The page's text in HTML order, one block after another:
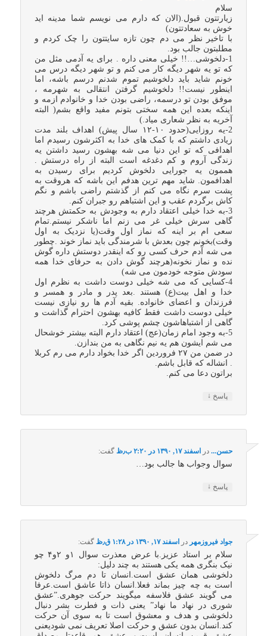
سلام
زیارتتون قبول.(الان که دارم می نویسم شما مدینه اید
خوش به سعادتتون)
با تاخیر نظر می دم چون تازه سایتتون را چک کردم و
مطلبتون جالب بود.
1-دلخوشی…!! خیلی معنی داره . برای یه آدمی مثل من
که تو یه شهر دیگه کار می کنم و تو شهر دیگه درس می
خونم شاید باید دلخوشیم تموم شدنم درسم باشه، اما
اینطور نیست!! دلخوشیم گرفتن انتقالی به شهرمه ،
موفق بودن تو درسمه، راضی بودن خدا و خانوادم ازمه و
اینکه بعده این همه سختی بتونم مفید واقع بشم( البته
آخریه به نظر شعاری میاد.)
2-یه روزایی(حدود ۱۰-۱۲ سال پیش) اهداف بلند مدت
زیادی داشتم که با کمک های خدا به اکثرشون رسیدم اما
اهدافی که تو این دنیا می شه بهشون رسید داشتن یه
زندگی آروم و کم دغدغه است البته از راه درستش .
هممون یه جورایی دلخوش کردیم برای رسیدن به
اهدافمون. شاید مهم ترین هدفم این باشه که هروقت به
پشت سرم نگاه می کنم از گذشتم راضی باشم و نگم
کاش برگردم عقب و این اشتباهم رو جبران کنم.
3-به خدا خیلی اعتقاد دارم به وجودش به حکمتش هرچند
گاهی سرش خیلی غر می زنم اما ناشکر نیستم.تمام
سعی ام بر اینه که نماز اول وقت(یا نزدیک به اول
وقت)بخونم چون بعدش با شرمندگی باید نماز خوند .چطور
می شه آدم حرف کسی رو که اینقدر دوستش داره گوش
نده و نماز نخونه(هرچند گوش دادن به حرفای خدا همه
سودش متوجه خودمون می شه)
4-کسایی که می شه خیلی دوست داشت به نظرم اول
خدا و اهل بیت(ع) هستند .بعد پدر و مادر و همسر و
فرزندان و اعضای خانواده. بقیه آدم ها رو نیازی نیست
خیلی دوست داشت فقط کافیه بهشون احترام گذاشت و
گاهی از اشتباهاشون چشم پوشی کرد.
5-به وجود امام زمان(عج) اعتقاد دارم البته بیشتر خوشحال
می شم ایشون هم یه نیم نگاهی به من بندازن.
در ضمن من ۲۷ فروردین اگر خدا بخواد دارم می رم کربلا
. انشاله که قابل باشم.
براتون دعا می کنم.
پاسخ ↓
حسن...در اسفند ۱۷, ۱۳۹۰ در ۲:۲۰ ب٫ظ گفت:
سوال وجواب ها جالب بود…
پاسخ ↓
جواد فیروزمهر در اسفند ۱۷, ۱۳۹۰ در ۱:۲۸ ق٫ظ گفت:
سلام بر استاد عزیز.با عرض معذرت سوال ۱و ۲و۴ چو
نیک بنگری همه یکی هستند به چند دلیل:
دلخوشی همان عشق است.انسان تا دم مرگ دلخوش
است به چه چیز بماند فعلا.انسان ذاتا عاشق است.عرفا
می گویند عشق فلاسفه میگویند حرکت جوهری.”عشق
شوری در نهاد ما نهاد” یعنی ذات و فطرت بشر دنبال
دلخوشی و هدف و معشوق است تا به سوی آن حرکت
کند.انسان بدون عشق و حرکت اصلا تعریف نمی شودیعنی